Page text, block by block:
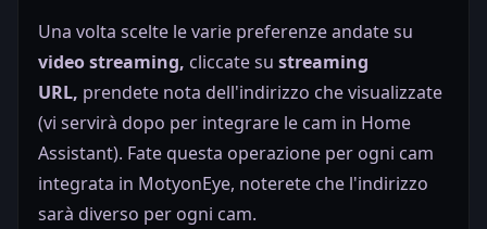
Una volta scelte le varie preferenze andate su
video streaming, cliccate su streaming
URL, prendete nota dell'indirizzo che visualizzate
(vi servirà dopo per integrare le cam in Home
Assistant). Fate questa operazione per ogni cam
integrata in MotyonEye, noterete che l'indirizzo
sarà diverso per ogni cam.